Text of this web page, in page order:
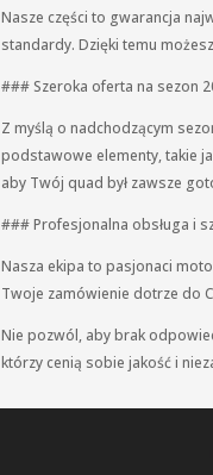
Nasze części to gwarancja
standardy. Dzięki temu
### Szeroka oferta na sezon
Z myślą o nadchodzącym
podstawowe elementy, takie
aby Twój quad był zawsze
### Profesjonalna obsługa i
Nasza ekipa to pasjonaci
Twoje zamówienie dotrze do
Nie pozwól, aby brak
którzy cenią sobie jakość i